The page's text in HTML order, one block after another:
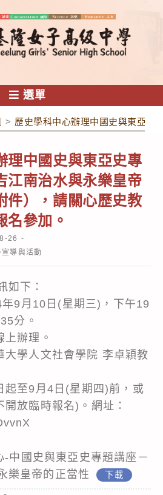
選單
> 歷史學科中心辦理中國史與東亞史
理中國史與東亞史專
江南治水與永樂皇帝
件），請關心歷史教
名參加。
26
宣導與活動
如下：
9月10日(星期三)，下午19
分。
辦理。
大學人文社會學院 李卓穎教
起至9月4日(星期四)前，或
放臨時報名)。網址：
中國史與東亞史專題講座－
樂皇帝的正當性
下載